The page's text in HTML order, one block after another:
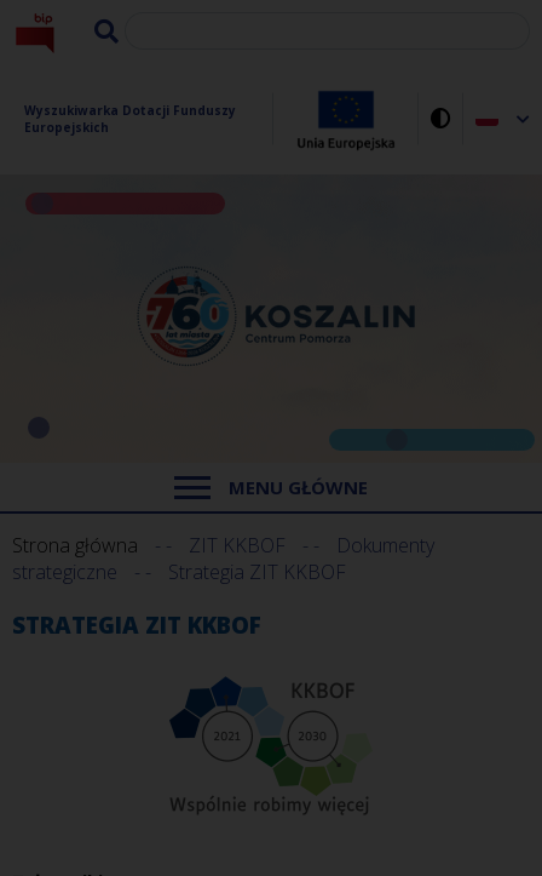
Wyszukiwarka Dotacji Funduszy
Europejskich
MENU GŁÓWNE
Strona główna ZIT KKBOF
Dokumenty
strategiczne
Strategia ZIT KKBOF
STRATEGIA ZIT KKBOF